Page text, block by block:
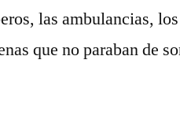
las ambulancias,
que no paraban de